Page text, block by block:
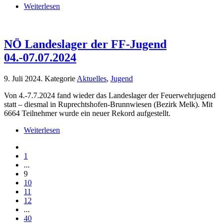
Weiterlesen
NÖ Landeslager der FF-Jugend
04.-07.07.2024
9. Juli 2024. Kategorie Aktuelles, Jugend
Von 4.-7.7.2024 fand wieder das Landeslager der Feuerwehrjugend
statt – diesmal in Ruprechtshofen-Brunnwiesen (Bezirk Melk). Mit
6664 Teilnehmer wurde ein neuer Rekord aufgestellt.
Weiterlesen
1
...
9
10
11
12
...
40